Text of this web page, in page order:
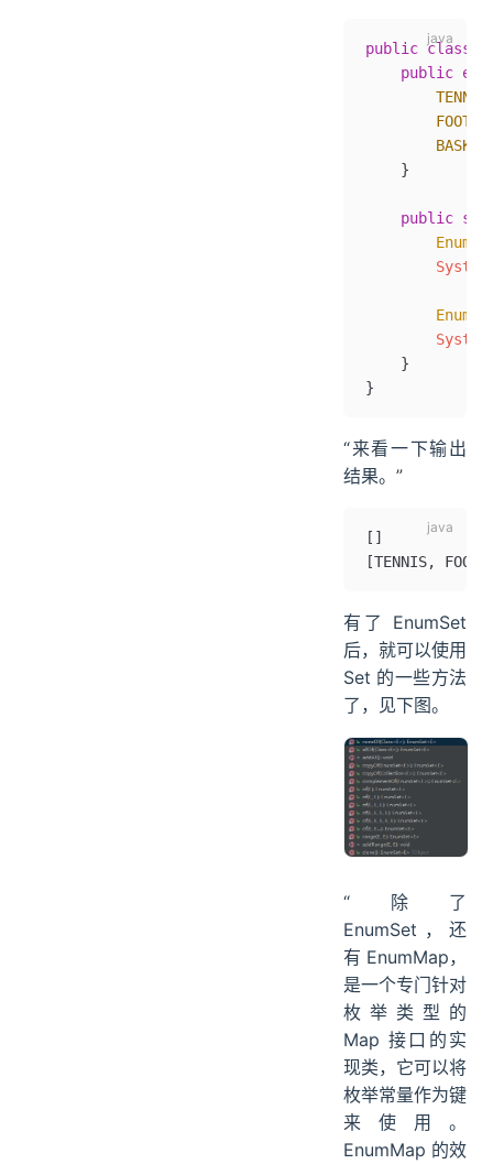
public class
    public
        TENNIS
    }
    public
        System
        System
    }
}
“来看一下输出
结果。”
[]
[TENNIS,
有了 EnumSet
后，就可以使用
Set 的一些方法
了，见下图。
“除了
EnumSet，还
有 EnumMap，
是一个专门针对
枚举类型的
Map 接口的实
现类，它可以将
枚举常量作为键
来使用。
EnumMap 的效